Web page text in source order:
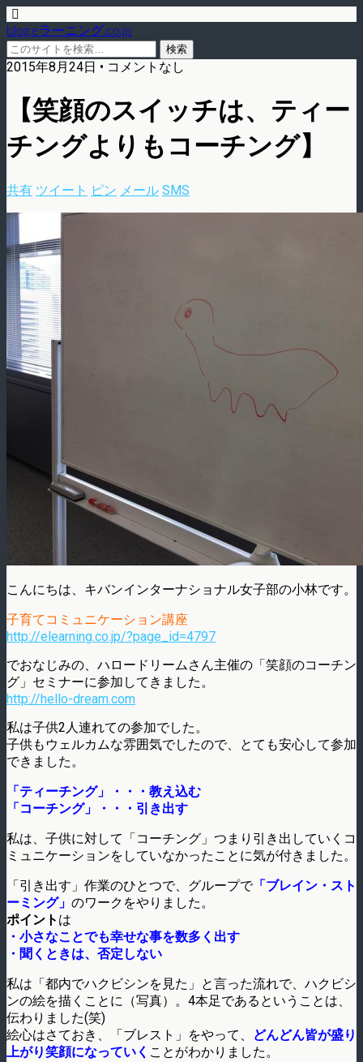
blog.eラーニング.co.jp
2015年8月24日 • コメントなし
【笑顔のスイッチは、ティー
チングよりもコーチング】
共有 ツイート ピン メール SMS
こんにちは、キバンインターナショナル女子部の小林です。
子育てコミュニケーション講座
http://elearning.co.jp/?page_id=4797
でおなじみの、ハロードリームさん主催の「笑顔のコーチン
グ」セミナーに参加してきました。
http://hello-dream.com
私は子供2人連れての参加でした。
子供もウェルカムな雰囲気でしたので、とても安心して参加
できました。
「ティーチング」・・・教え込む
「コーチング」・・・引き出す
私は、子供に対して「コーチング」つまり引き出していくコ
ミュニケーションをしていなかったことに気が付きました。
「引き出す」作業のひとつで、グループで「ブレイン・スト
ーミング」 のワークをやりました。
ポイント は
・小さなことでも幸せな事を数多く出す
・聞くときは、否定しない
私は「都内でハクビシンを見た」と言った流れで、ハクビシ
ンの絵を描くことに（写真）。4本足であるということは、
伝わりました(笑)
絵心はさておき、「ブレスト」をやって、
どんどん皆が盛り
上がり笑顔になっていく ことがわかりました。